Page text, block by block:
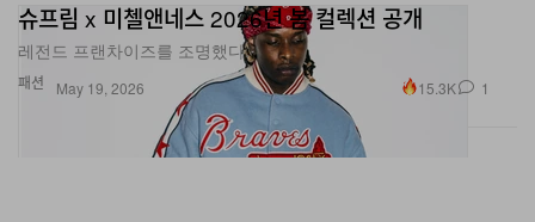
패션
레전드 프랜차이즈를 조명했다.
May 19, 2026